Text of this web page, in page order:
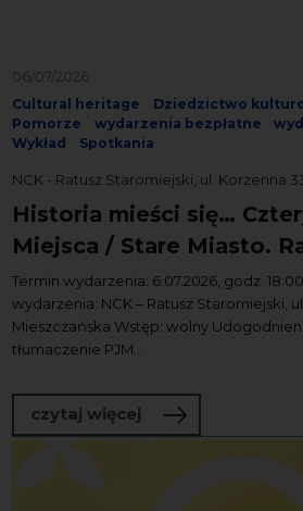
06/07/2026
Cultural heritage Dziedzictwo
Pomorze
wydarzenia bezpłatne
Wykład
Spotkania
NCK - Ratusz Staromiejski, ul. Korzenna
Historia mieści się…
Miejsca / Stare Miasto.
Termin wydarzenia: 6.07.2026, godz.
wydarzenia: NCK – Ratusz Staromiejski,
Mieszczańska Wstęp: wolny
tłumaczenie PJM...
czytaj więcej o Historia mieści